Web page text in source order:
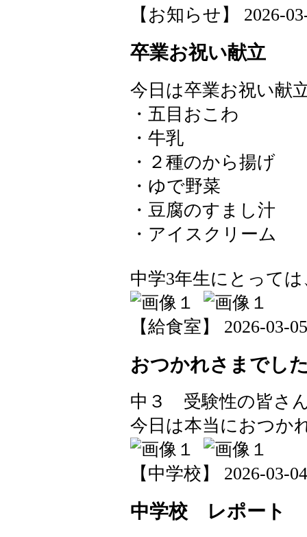
【お知らせ】 2026-
卒業お祝い献立
今日は卒業お祝い献
・五目おこわ
・牛乳
・２種のから揚げ
・ゆで野菜
・豆腐のすまし汁
・アイスクリーム
中学3年生にとって
【給食室】 2026-03-
おつかれさまでし
中３ 受験性の皆さ
今日は本当におつか
【中学校】 2026-03-
中学校 レポート